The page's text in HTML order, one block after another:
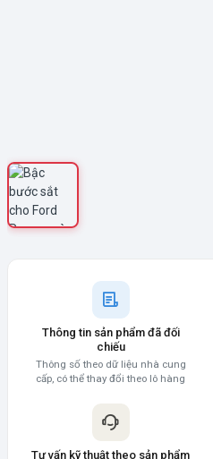
Thông tin sản phẩm đã đối
chiếu
Thông số theo dữ liệu nhà cung
cấp, có thể thay đổi theo lô hàng
Tư vấn kỹ thuật theo sản phẩm